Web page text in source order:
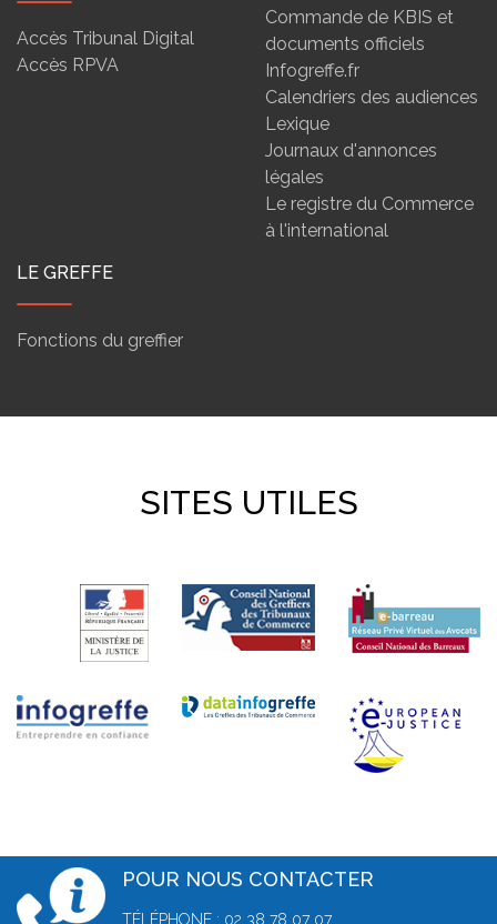
Accès Tribunal Digital
Accès RPVA
Commande de KBIS et
documents officiels
Infogreffe.fr
Calendriers des audiences
Lexique
Journaux d'annonces
légales
Le registre du Commerce
à l'international
LE GREFFE
Fonctions du greffier
SITES UTILES
POUR NOUS CONTACTER
TÉLÉPHONE : 02 38 78 07 07